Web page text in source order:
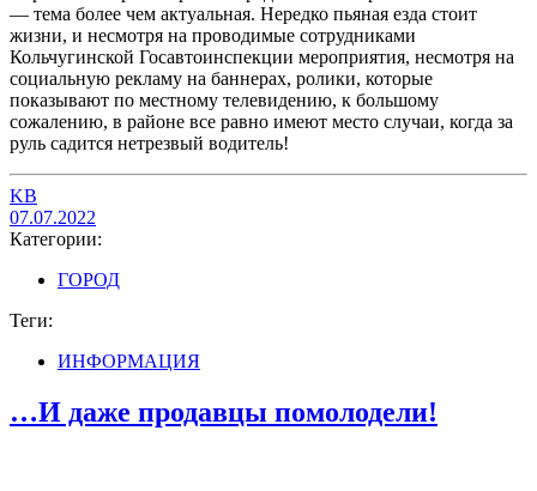
— тема более чем актуальная. Нередко пьяная езда стоит
жизни, и несмотря на проводимые сотрудниками
Кольчугинской Госавтоинспекции мероприятия, несмотря на
социальную рекламу на баннерах, ролики, которые
показывают по местному телевидению, к большому
сожалению, в районе все равно имеют место случаи, когда за
руль садится нетрезвый водитель!
KB
07.07.2022
Категории:
ГОРОД
Теги:
ИНФОРМАЦИЯ
…И даже продавцы помолодели!